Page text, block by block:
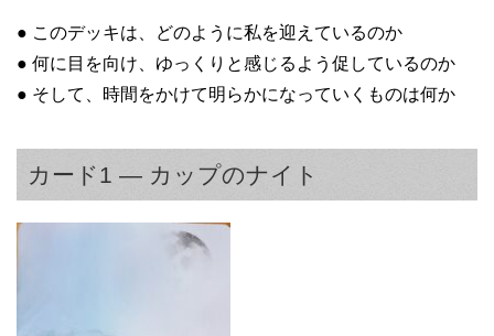
● このデッキは、どのように私を迎えているのか
● 何に目を向け、ゆっくりと感じるよう促しているのか
● そして、時間をかけて明らかになっていくものは何か
カード1 — カップのナイト